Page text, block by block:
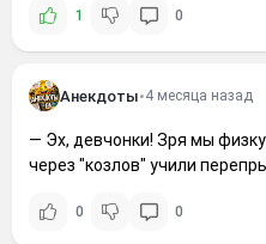
1 0
Анекдоты•4 месяца назад
— Эх, девчонки! Зря мы
через "козлов" учили
0 0